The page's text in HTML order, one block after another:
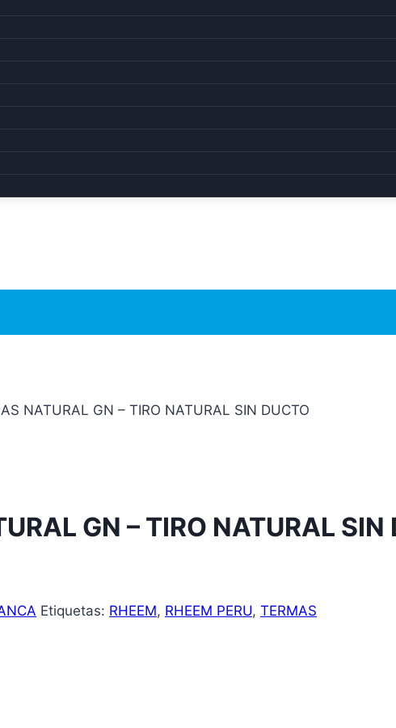
NATURAL GN – TIRO NATURAL SIN DUCTO
GN – TIRO NATURAL SIN
Etiquetas: RHEEM, RHEEM PERU, TERMAS